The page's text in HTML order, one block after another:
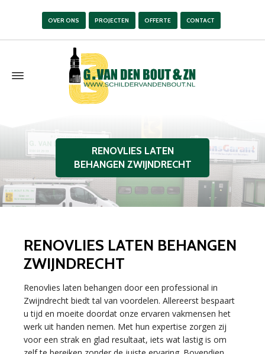
OVER ONS PROJECTEN OFFERTE CONTACT
RENOVLIES LATEN
BEHANGEN ZWIJNDRECHT
RENOVLIES LATEN BEHANGEN
ZWIJNDRECHT
Renovlies laten behangen door een professional in
Zwijndrecht biedt tal van voordelen. Allereerst bespaart
u tijd en moeite doordat onze ervaren vakmensen het
werk uit handen nemen. Met hun expertise zorgen zij
voor een strak en glad resultaat, iets wat lastig is om